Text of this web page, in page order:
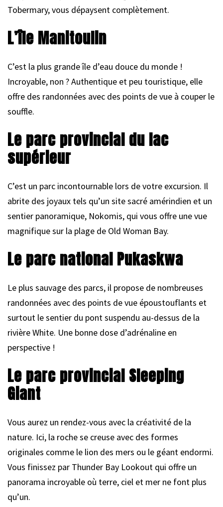
Tobermary, vous dépaysent complètement.
L’île Manitoulin
C’est la plus grande île d’eau douce du monde !
Incroyable, non ? Authentique et peu touristique, elle
offre des randonnées avec des points de vue à couper le
souffle.
Le parc provincial du lac
supérieur
C’est un parc incontournable lors de votre excursion. Il
abrite des joyaux tels qu’un site sacré amérindien et un
sentier panoramique, Nokomis, qui vous offre une vue
magnifique sur la plage de Old Woman Bay.
Le parc national Pukaskwa
Le plus sauvage des parcs, il propose de nombreuses
randonnées avec des points de vue époustouflants et
surtout le sentier du pont suspendu au-dessus de la
rivière White. Une bonne dose d’adrénaline en
perspective !
Le parc provincial Sleeping
Giant
Vous aurez un rendez-vous avec la créativité de la
nature. Ici, la roche se creuse avec des formes
originales comme le lion des mers ou le géant endormi.
Vous finissez par Thunder Bay Lookout qui offre un
panorama incroyable où terre, ciel et mer ne font plus
qu’un.